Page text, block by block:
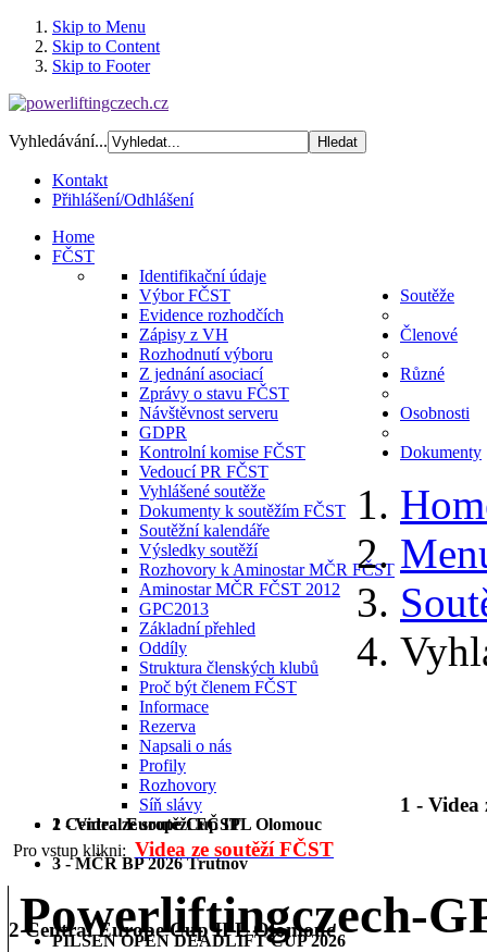
Skip to Menu
Skip to Content
Skip to Footer
Vyhledávání...
Kontakt
Přihlášení/Odhlášení
Home
FČST
Identifikační údaje
Výbor FČST
Evidence rozhodčích
Zápisy z VH
Rozhodnutí výboru
Z jednání asociací
Zprávy o stavu FČST
Návštěvnost serveru
GDPR
Kontrolní komise FČST
Vedoucí PR FČST
Soutěže
Vyhlášené soutěže
Dokumenty k soutěžím FČST
Soutěžní kalendáře
Výsledky soutěží
Rozhovory k Aminostar MČR FČST
Aminostar MČR FČST 2012
GPC2013
Členové
Základní přehled
Oddíly
Struktura členských klubů
Proč být členem FČST
Různé
Informace
Rezerva
Osobnosti
Napsali o nás
Profily
Rozhovory
Síň slávy
Dokumenty
1 - Videa ze soutěží FČST
2 Central Europe Cup IPL Olomouc
3 - MČR BP 2026 Trutnov
PILSEN OPEN DEADLIFT CUP 2026
1 - Videa
Pro vstup klikni: Videa ze soutěží FČST
2 Central Europe Cup IPL Olomouc
Powerliftingczech-